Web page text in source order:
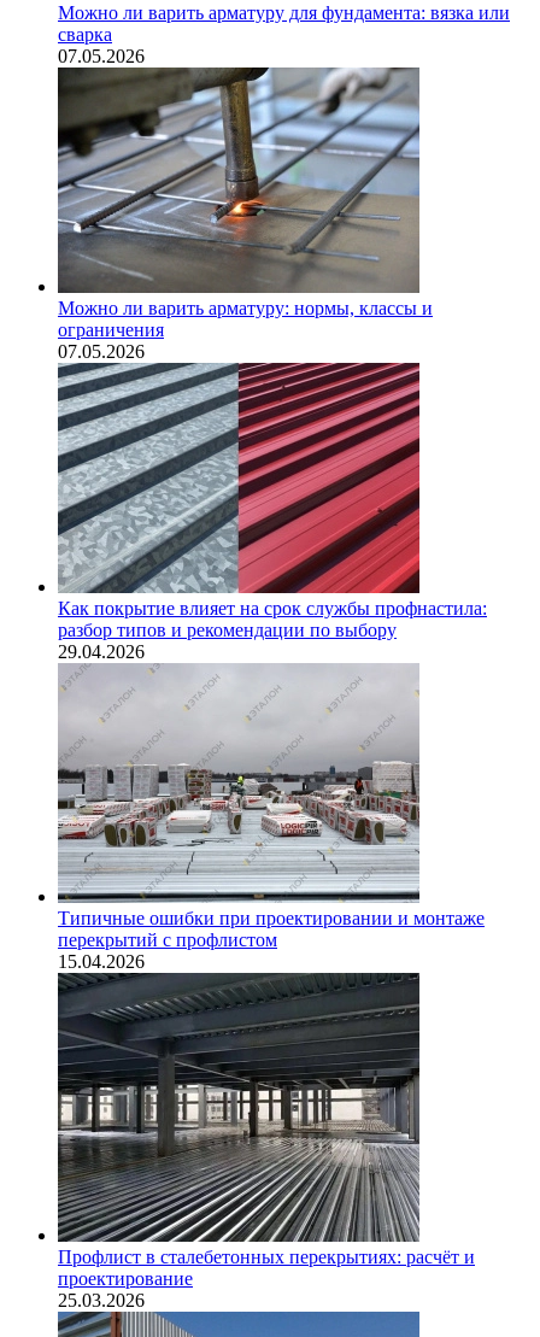
Можно ли варить арматуру для фундамента: вязка или
сварка
07.05.2026
Можно ли варить арматуру: нормы, классы и
ограничения
07.05.2026
Как покрытие влияет на срок службы профнастила:
разбор типов и рекомендации по выбору
29.04.2026
Типичные ошибки при проектировании и монтаже
перекрытий с профлистом
15.04.2026
Профлист в сталебетонных перекрытиях: расчёт и
проектирование
25.03.2026